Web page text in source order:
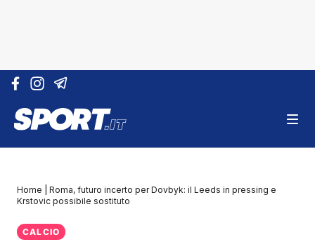
Vai al contenuto
Home
Roma, futuro incerto per Dovbyk: il Leeds in pressing e
Krstovic possibile sostituto
CALCIO